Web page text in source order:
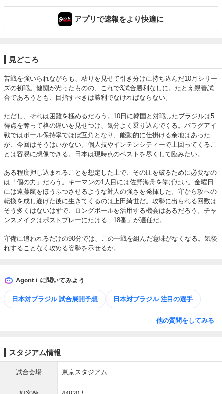
アプリで速報をより快適に
見どころ
苦戦を強いられながらも、粘りを見せて引き分けに持ち込んだ10月シリー
ズの初戦。健闘が光ったものの、これで3試合勝利なしに。たとえ親善試
合であろうとも、目指すべきは勝利でなければならない。
ただし、それは困難を極めるだろう。10日に韓国と対戦したブラジルは5
得点を奪って格の違いを見せつけ、気分よく乗り込んでくる。パラグアイ
戦ではボール保持率でほぼ互角となり、能動的に仕掛ける余地はあった
が、今回はそうはいかない。個人技やインテンシティーで上回ってくるこ
とは容易に想像できる。日本は現時点のベストを尽くして臨みたい。
ある程度押し込まれることを想定した上で、その圧を破るために必要なの
は「個の力」だろう。キーマンの1人目には佐野海舟を挙げたい。金曜日
には遠藤航をほうふつさせるような対人の強さを発揮した。守から攻への
転換を成し遂げた後に生きてくるのは上田綺世だ。攻勢に出られる回数は
そう多くはないはずで、ロングボールを活用する機会はあるだろう。チャ
ンスメイクはポストプレーにたける「18番」が適任だ。
守備に追われるだけの90分では、この一戦を組んだ意味がなくなる。気後
れすることなく攻める姿勢を示せるか。
Agent i に聞いてみよう
日本対ブラジル 試合展開予想 日本対ブラジル 注目の選手
他の質問をしてみる
スタジアム情報
試合会場 東京スタジアム